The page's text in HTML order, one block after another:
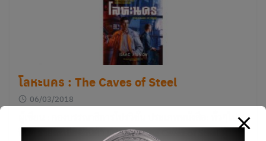
โลหะนคร : The Caves of Steel
06/03/2018
ผู้เขียน : กองบรรณาธิการโปรวิชั่น ประเภทหนังสือ: ทั่วๆไป /
อื่นๆ รายละเอียดสินค้า แปลจาก: The Caves of Steel ผู้